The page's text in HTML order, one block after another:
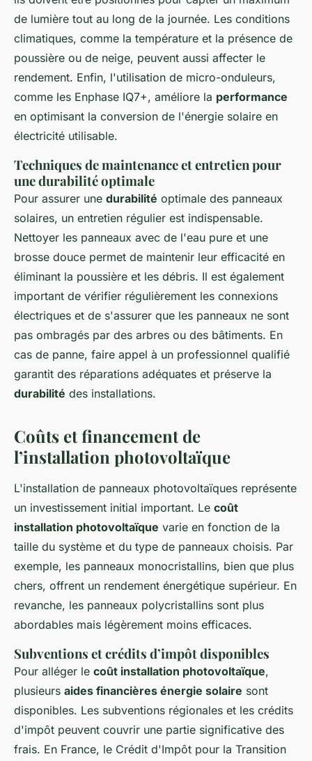
de lumière tout au long de la journée. Les conditions
climatiques, comme la température et la présence de
poussière ou de neige, peuvent aussi affecter le
rendement. Enfin, l'utilisation de micro-onduleurs,
comme les Enphase IQ7+, améliore la performance
en optimisant la conversion de l'énergie solaire en
électricité utilisable.
Techniques de maintenance et entretien pour
une durabilité optimale
Pour assurer une durabilité optimale des panneaux
solaires, un entretien régulier est indispensable.
Nettoyer les panneaux avec de l'eau pure et une
brosse douce permet de maintenir leur efficacité en
éliminant la poussière et les débris. Il est également
important de vérifier régulièrement les connexions
électriques et de s'assurer que les panneaux ne sont
pas ombragés par des arbres ou des bâtiments. En
cas de panne, faire appel à un professionnel qualifié
garantit des réparations adéquates et préserve la
durabilité des installations.
Coûts et financement de
l’installation photovoltaïque
L'installation de panneaux photovoltaïques représente
un investissement initial important. Le coût
installation photovoltaïque varie en fonction de la
taille du système et du type de panneaux choisis. Par
exemple, les panneaux monocristallins, bien que plus
chers, offrent un rendement énergétique supérieur. En
revanche, les panneaux polycristallins sont plus
abordables mais légèrement moins efficaces.
Subventions et crédits d’impôt disponibles
Pour alléger le coût installation photovoltaïque,
plusieurs aides financières énergie solaire sont
disponibles. Les subventions régionales et les crédits
d'impôt peuvent couvrir une partie significative des
frais. En France, le Crédit d'Impôt pour la Transition